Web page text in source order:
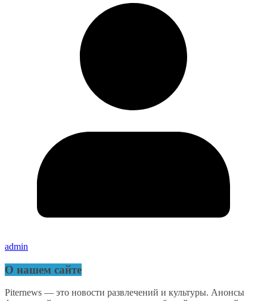
admin
О нашем сайте
Piternews — это новости развлечений и культуры. Анонсы